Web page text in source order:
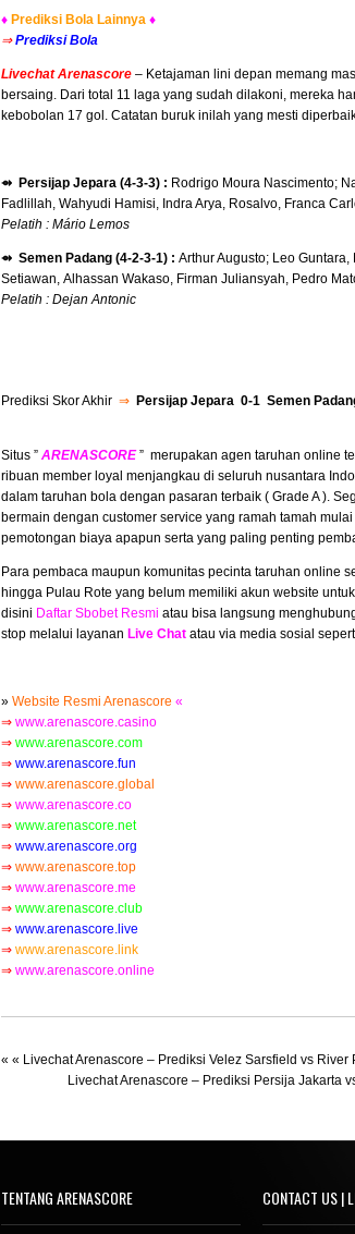
♦ Prediksi Bola Lainnya ♦
⇒ Prediksi Bola
Livechat Arenascore – Ketajaman lini depan memang
bersaing. Dari total 11 laga yang sudah dilakoni, mereka
kebobolan 17 gol. Catatan buruk inilah yang mesti
⇴ Persijap Jepara (4-3-3) : Rodrigo Moura Nascimento;
Fadlillah, Wahyudi Hamisi, Indra Arya, Rosalvo, Franca
Pelatih : Mário Lemos
⇴ Semen Padang (4-2-3-1) : Arthur Augusto; Leo
Setiawan, Alhassan Wakaso, Firman Juliansyah, Pedro
Pelatih : Dejan Antonic
Prediksi Skor Akhir ⇒ Persijap Jepara 0-1 Semen
Situs ” ARENASCORE” merupakan agen taruhan online
ribuan member loyal menjangkau di seluruh nusantara
dalam taruhan bola dengan pasaran terbaik ( Grade A ).
bermain dengan customer service yang ramah tamah
pemotongan biaya apapun serta yang paling penting
Para pembaca maupun komunitas pecinta taruhan online
hingga Pulau Rote yang belum memiliki akun website
disini Daftar Sbobet Resmi atau bisa langsung
stop melalui layanan Live Chat atau via media sosial
» Website Resmi Arenascore «
⇒ www.arenascore.casino
⇒ www.arenascore.com
⇒ www.arenascore.fun
⇒ www.arenascore.global
⇒ www.arenascore.co
⇒ www.arenascore.net
⇒ www.arenascore.org
⇒ www.arenascore.top
⇒ www.arenascore.me
⇒ www.arenascore.club
⇒ www.arenascore.live
⇒ www.arenascore.link
⇒ www.arenascore.online
« « Livechat Arenascore – Prediksi Velez Sarsfield vs
Livechat Arenascore – Prediksi Persija Jakarta
TENTANG ARENASCORE CONTACT US |